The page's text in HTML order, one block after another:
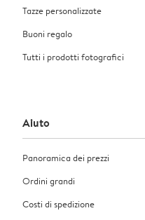
Tazze personalizzate
Buoni regalo
Tutti i prodotti fotografici
Aiuto
Panoramica dei prezzi
Ordini grandi
Costi di spedizione